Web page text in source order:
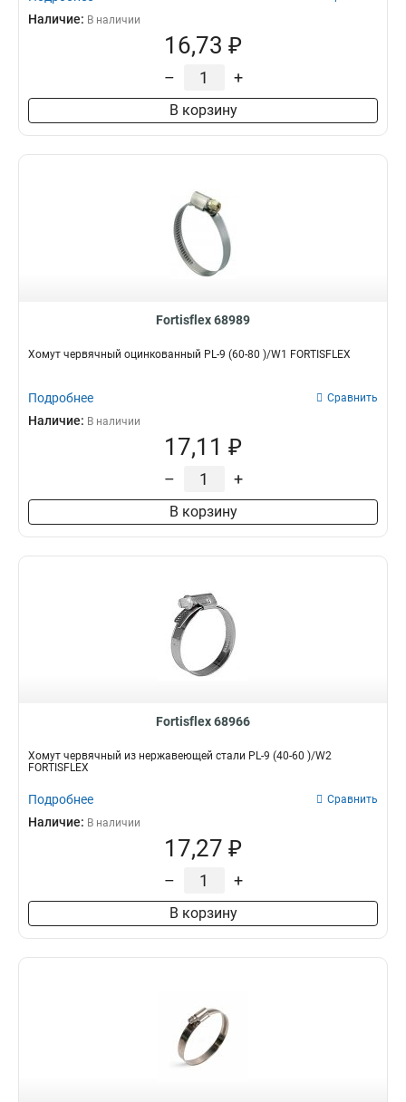
Наличие: В наличии
16,73 ₽
– +
В корзину
Fortisflex 68989
Хомут червячный оцинкованный PL-9 (60-80 )/W1 FORTISFLEX
Подробнее Сравнить
Наличие: В наличии
17,11 ₽
– +
В корзину
Fortisflex 68966
Хомут червячный из нержавеющей стали PL-9 (40-60 )/W2
FORTISFLEX
Подробнее Сравнить
Наличие: В наличии
17,27 ₽
– +
В корзину